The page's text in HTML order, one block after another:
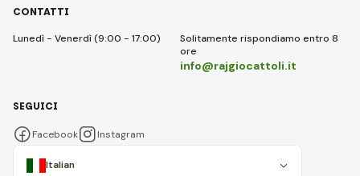
CONTATTI
Lunedì - Venerdì (9:00 - 17:00)
Solitamente rispondiamo entro 8
ore
info@rajgiocattoli.it
Italian
SEGUICI
Facebook Instagram